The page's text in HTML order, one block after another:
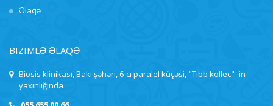
Əlaqə
BIZIMLƏ ƏLAQƏ
Biosis klinikası, Bakı şəhəri, 6-cı paralel küçəsi, "Tibb kollec" -in
yaxınlığında